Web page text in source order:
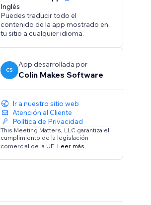
Inglés
Puedes traducir todo el
contenido de la app mostrado en
tu sitio a cualquier idioma.
CS
App desarrollada por
Colin Makes Software
Ir a nuestro sitio web
Atención al Cliente
Política de Privacidad
This Meeting Matters, LLC garantiza el
cumplimiento de la legislación
comercial de la UE. Leer más